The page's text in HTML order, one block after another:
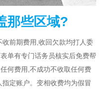
那些区域?
前期费用,收回欠款均打人委
单有专门话务员核实后免费帮
何费用,不成功不收取任何费
定账户。变相收费均为假冒